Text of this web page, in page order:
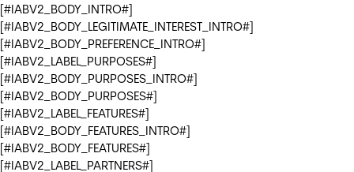
[#IABV2_BODY_INTRO#]
[#IABV2_BODY_LEGITIMATE_INTEREST_INTRO#]
[#IABV2_BODY_PREFERENCE_INTRO#]
[#IABV2_LABEL_PURPOSES#]
[#IABV2_BODY_PURPOSES_INTRO#]
[#IABV2_BODY_PURPOSES#]
[#IABV2_LABEL_FEATURES#]
[#IABV2_BODY_FEATURES_INTRO#]
[#IABV2_BODY_FEATURES#]
[#IABV2_LABEL_PARTNERS#]